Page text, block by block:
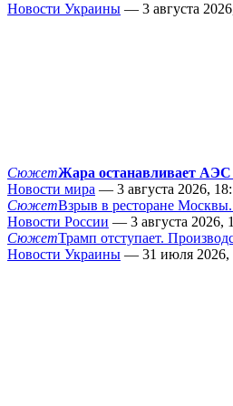
Новости Украины — 3 августа
СюжетЖара останавливает
Новости мира — 3 августа 2026,
СюжетВзрыв в ресторане
Новости России — 3 августа 2026,
СюжетТрамп отступает.
Новости Украины — 31 июля 2026,